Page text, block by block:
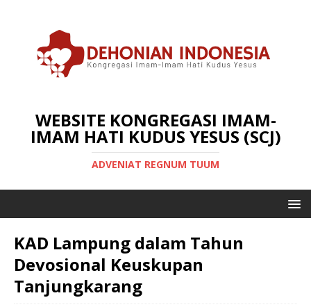
WEBSITE KONGREGASI IMAM-
IMAM HATI KUDUS YESUS (SCJ)
ADVENIAT REGNUM TUUM
KAD Lampung dalam Tahun
Devosional Keuskupan
Tanjungkarang